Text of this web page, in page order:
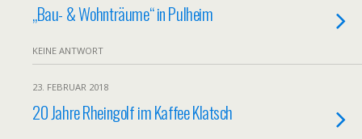
„Bau- & Wohnträume“ in Pulheim
KEINE ANTWORT
23. FEBRUAR 2018
20 Jahre Rheingolf im Kaffee Klatsch